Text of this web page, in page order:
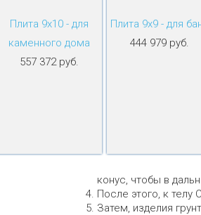
Плита 9х10 - для
каменного дома
557 372 руб.
Плита 9х9 - для
444 979 руб.
конус, чтобы в
После этого, к телу
Затем, изделия